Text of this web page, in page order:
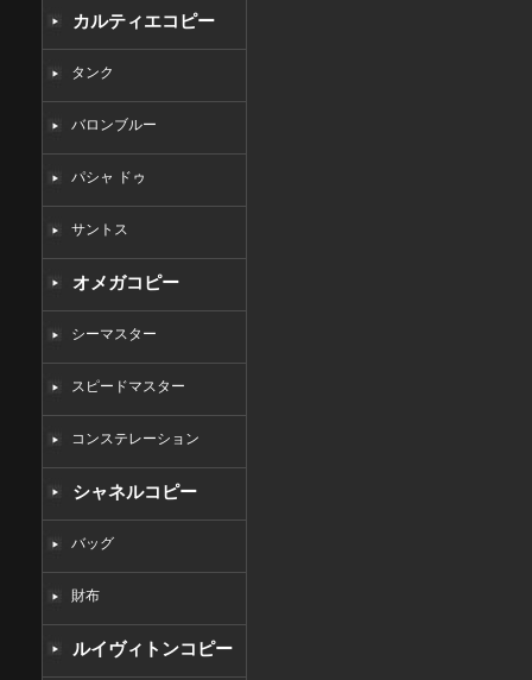
カルティエコピー
タンク
バロンブルー
パシャ ドゥ
サントス
オメガコピー
シーマスター
スピードマスター
コンステレーション
シャネルコピー
バッグ
財布
ルイヴィトンコピー